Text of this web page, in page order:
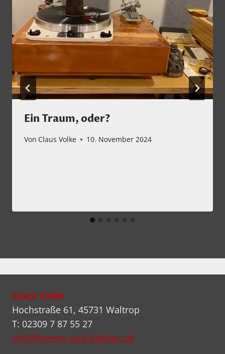
Ein Traum, oder?
Von Claus Volke 10. November 2024
Claus Volke
Hochstraße 61, 45731 Waltrop
T: 02309 7 87 55 27
info@hoeren-und-fuehlen.de